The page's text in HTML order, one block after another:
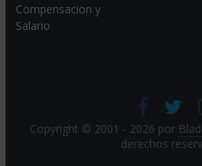
Compensacion y
Salario
Copyright © 2001 - 2026 por
derechos